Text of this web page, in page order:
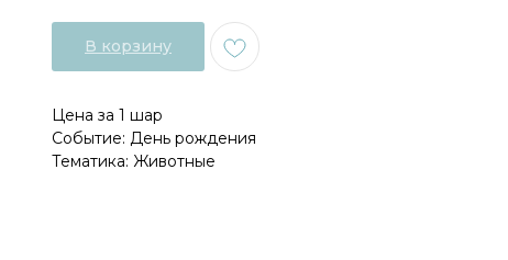
В корзину
Цена за 1 шар
Событие: День рождения
Тематика: Животные